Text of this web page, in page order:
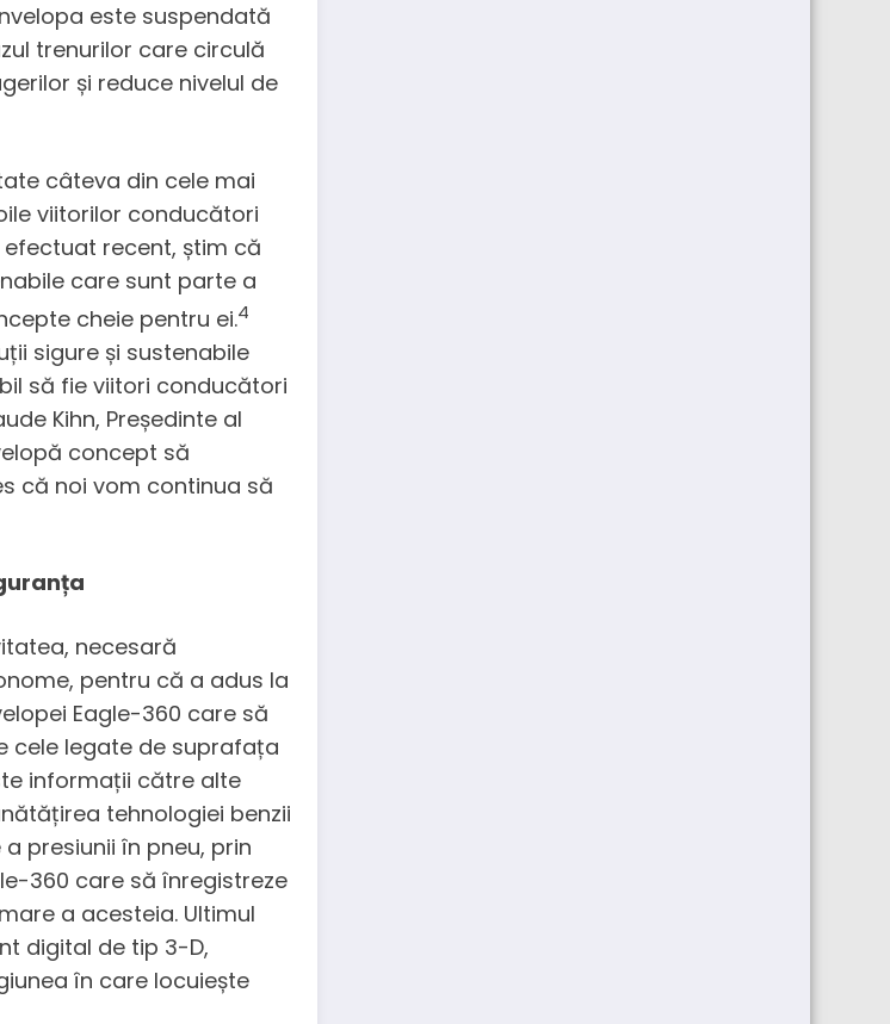
este suspendată
trenurilor care circulă
și reduce nivelul de
câteva din cele mai
viitorilor conducători
recent, știm că
care sunt parte a
cheie pentru ei.4
sigure și sustenabile
să fie viitori conducători
Kihn, Președinte al
concept să
că noi vom continua să
necesară
pentru că a adus la
Eagle-360 care să
cele legate de suprafața
informații către alte
tehnologiei benzii
presiunii în pneu, prin
360 care să înregistreze
a acesteia. Ultimul
digital de tip 3-D,
în care locuiește